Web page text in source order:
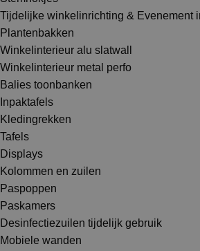
Tijdelijke winkelinrichting & Evenement
Plantenbakken
Winkelinterieur alu slatwall
Winkelinterieur metal perfo
Balies toonbanken
Inpaktafels
Kledingrekken
Tafels
Displays
Kolommen en zuilen
Paspoppen
Paskamers
Desinfectiezuilen tijdelijk gebruik
Mobiele wanden